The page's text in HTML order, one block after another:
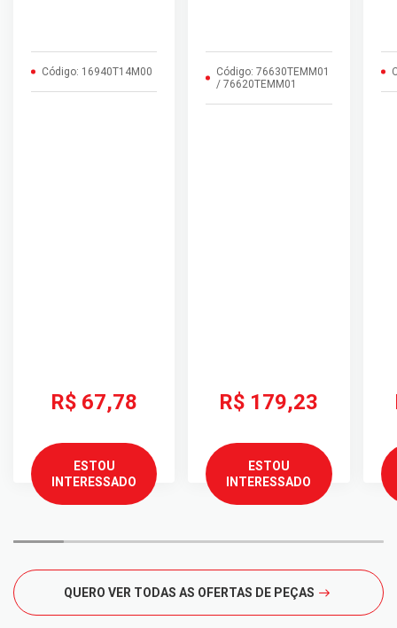
Código: 16940T14M00
R$ 67,78
ESTOU
INTERESSADO
Código: 76630TEMM01
/ 76620TEMM01
R$ 179,23
ESTOU
INTERESSADO
QUERO VER TODAS AS OFERTAS DE PEÇAS